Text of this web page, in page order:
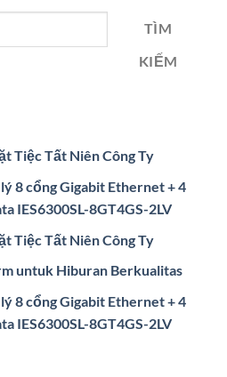
TÌM
KIẾM
Tiệc Tất Niên Công Ty
8 cổng Gigabit Ethernet + 4
IES6300SL-8GT4GS-2LV
Tiệc Tất Niên Công Ty
untuk Hiburan Berkualitas
8 cổng Gigabit Ethernet + 4
IES6300SL-8GT4GS-2LV